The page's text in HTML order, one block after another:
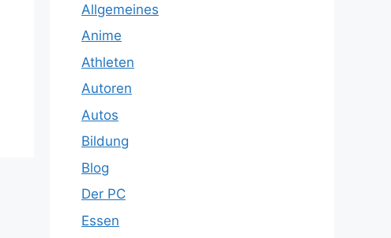
Allgemeines
Anime
Athleten
Autoren
Autos
Bildung
Blog
Der PC
Essen